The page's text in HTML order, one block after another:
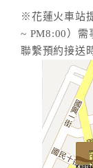
※花蓮火車站
~ PM8:00）需
聯繫預約接送